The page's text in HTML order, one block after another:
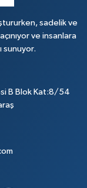
sadelik ve
ve insanlara
sunuyor.
B Blok Kat:8/54